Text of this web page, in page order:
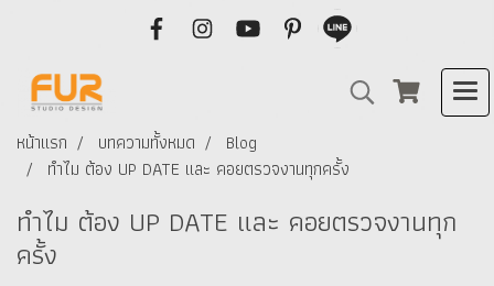
หน้าแรก บทความทั้งหมด
Blog
ทำไม ต้อง UP DATE และ คอยตรวจงานทุกครั้ง
ทำไม ต้อง UP DATE และ คอยตรวจงานทุก
ครั้ง